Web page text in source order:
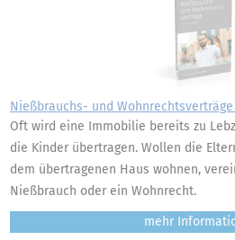
Nießbrauchs- und
Oft wird eine Immobilie bereits zu
die Kinder übertragen. Wollen die
dem übertragenen Haus wohnen,
Nießbrauch oder ein Wohnrecht.
mehr